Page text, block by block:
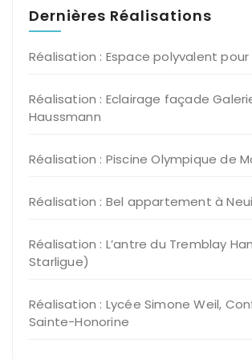
Dernières Réalisations
Réalisation : Espace polyvalent pour
Réalisation : Eclairage façade
Haussmann
Réalisation : Piscine Olympique de
Réalisation : Bel appartement à
Réalisation : L’antre du Tremblay
Starligue)
Réalisation : Lycée Simone Weil,
Sainte-Honorine